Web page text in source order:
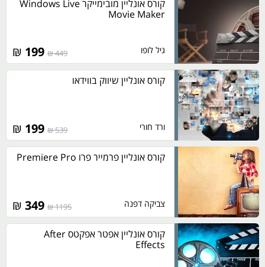
קורס אונליין מובימייקר Windows Live
Movie Maker
גיל לופו 449 ₪
₪
קורס אונליין שיווק בווידאו
ורד חורי 539 ₪
₪
קורס אונליין פרמייר פרו Premiere Pro
צביקה דפנה 1195 ₪
₪
קורס אונליין אפטר אפקטס After
Effects